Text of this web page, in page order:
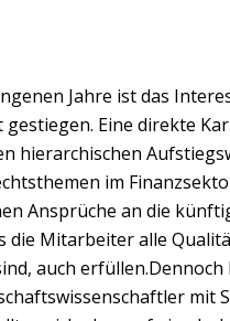
Jahre ist das
Eine direkte
hierarchischen
im
Ansprüche an die
die Mitarbeiter alle
auch erfüllen.Dennoch
mit